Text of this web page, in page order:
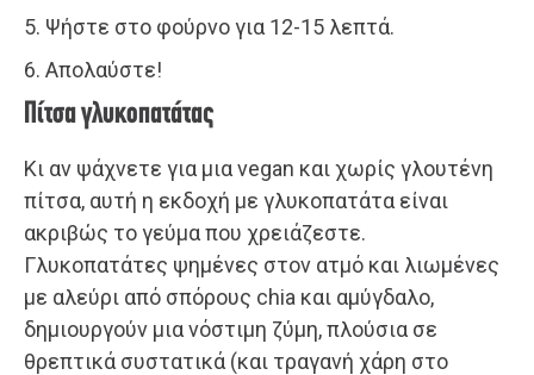
5. Ψήστε στο φούρνο για 12-15 λεπτά.
6. Απολαύστε!
Πίτσα γλυκοπατάτας
Κι αν ψάχνετε για μια vegan και χωρίς γλουτένη
πίτσα, αυτή η εκδοχή με γλυκοπατάτα είναι
ακριβώς το γεύμα που χρειάζεστε.
Γλυκοπατάτες ψημένες στον ατμό και λιωμένες
με αλεύρι από σπόρους chia και αμύγδαλο,
δημιουργούν μια νόστιμη ζύμη, πλούσια σε
θρεπτικά συστατικά (και τραγανή χάρη στο